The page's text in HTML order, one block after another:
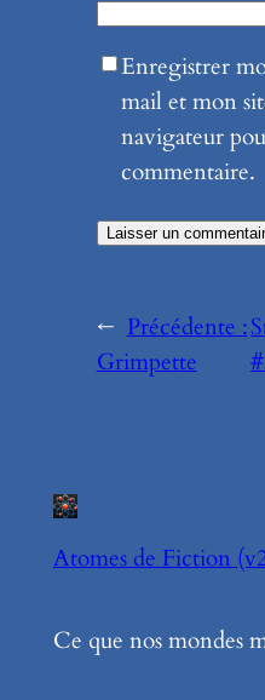
Enregistrer
mail et mon
navigateur
commentaire.
← Précédente :
Grimpette
Atomes de Fiction
Ce que nos mondes